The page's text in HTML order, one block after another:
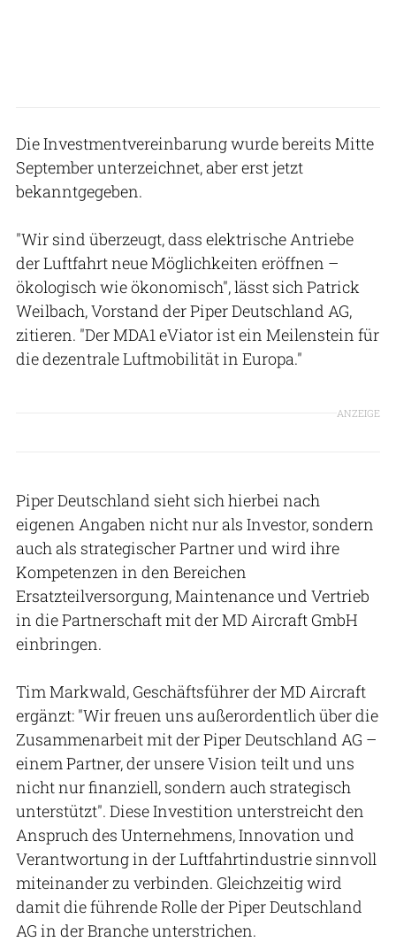
Die Investmentvereinbarung wurde bereits Mitte
September unterzeichnet, aber erst jetzt
bekanntgegeben.
"Wir sind überzeugt, dass elektrische Antriebe
der Luftfahrt neue Möglichkeiten eröffnen –
ökologisch wie ökonomisch", lässt sich Patrick
Weilbach, Vorstand der Piper Deutschland AG,
zitieren. "Der MDA1 eViator ist ein Meilenstein für
die dezentrale Luftmobilität in Europa."
ANZEIGE
Piper Deutschland sieht sich hierbei nach
eigenen Angaben nicht nur als Investor, sondern
auch als strategischer Partner und wird ihre
Kompetenzen in den Bereichen
Ersatzteilversorgung, Maintenance und Vertrieb
in die Partnerschaft mit der MD Aircraft GmbH
einbringen.
Tim Markwald, Geschäftsführer der MD Aircraft
ergänzt: "Wir freuen uns außerordentlich über die
Zusammenarbeit mit der Piper Deutschland AG –
einem Partner, der unsere Vision teilt und uns
nicht nur finanziell, sondern auch strategisch
unterstützt". Diese Investition unterstreicht den
Anspruch des Unternehmens, Innovation und
Verantwortung in der Luftfahrtindustrie sinnvoll
miteinander zu verbinden. Gleichzeitig wird
damit die führende Rolle der Piper Deutschland
AG in der Branche unterstrichen.